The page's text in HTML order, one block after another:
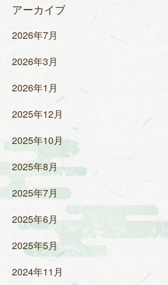
アーカイブ
2026年7月
2026年3月
2026年1月
2025年12月
2025年10月
2025年8月
2025年7月
2025年6月
2025年5月
2024年11月